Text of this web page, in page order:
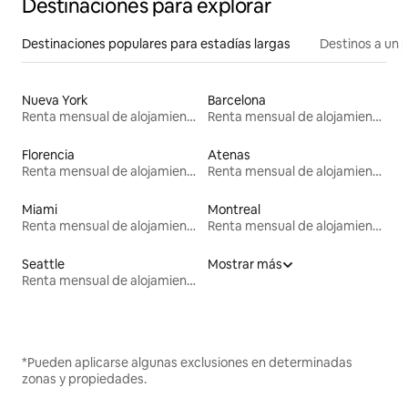
Destinaciones para explorar
Destinaciones populares para estadías largas Destinos a un
Nueva York
Renta mensual de alojamientos
Barcelona
Renta mensual de alojamientos
Florencia
Renta mensual de alojamientos
Atenas
Renta mensual de alojamientos
Miami
Renta mensual de alojamientos
Montreal
Renta mensual de alojamientos
Seattle
Renta mensual de alojamientos
Mostrar más
*Pueden aplicarse algunas exclusiones en determinadas
zonas y propiedades.